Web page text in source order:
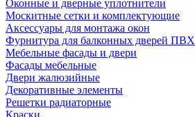
Оконные и дверные уплотнители
Москитные сетки и комплектующие
Аксессуары для монтажа окон
Фурнитура для балконных дверей ПВХ
Мебельные фасады и двери
Фасады мебельные
Двери жалюзийные
Декоративные элементы
Решетки радиаторные
Краски